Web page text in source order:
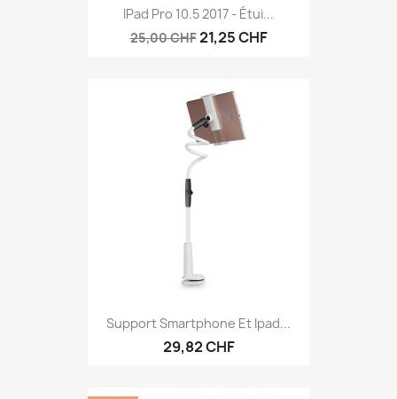
IPad Pro 10.5 2017 - Étui...
25,00 CHF21,25 CHF
Support Smartphone Et Ipad...
29,82 CHF